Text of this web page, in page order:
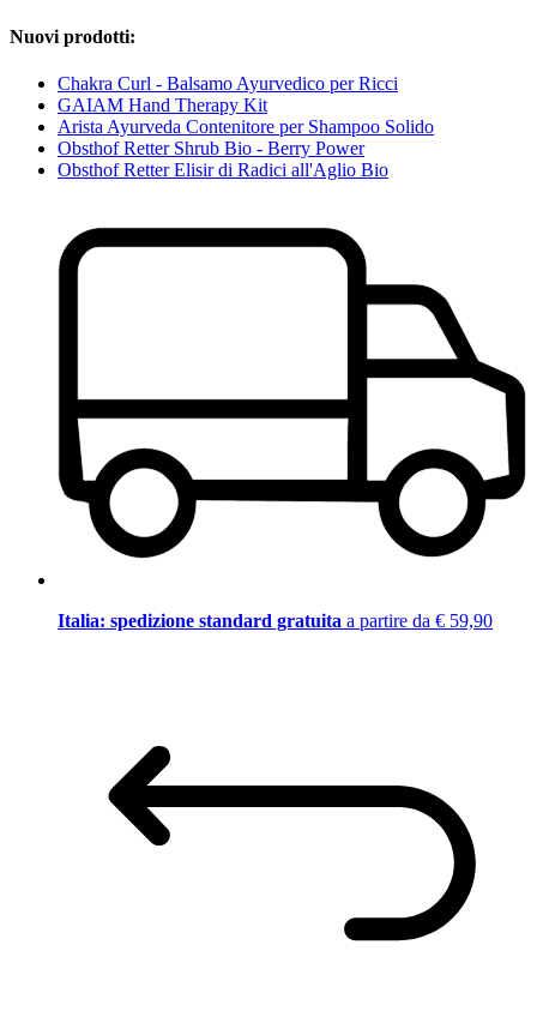
Nuovi prodotti:
Chakra Curl - Balsamo Ayurvedico per Ricci
GAIAM Hand Therapy Kit
Arista Ayurveda Contenitore per Shampoo Solido
Obsthof Retter Shrub Bio - Berry Power
Obsthof Retter Elisir di Radici all'Aglio Bio
Italia: spedizione standard gratuita a partire da € 59,90